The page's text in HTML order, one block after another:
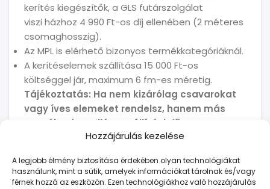
Hozzájárulás kezelése
A legjobb élmény biztosítása érdekében olyan technológiákat
használunk, mint a sütik, amelyek információkat tárolnak és/vagy
férnek hozzá az eszközön. Ezen technológiákhoz való hozzájárulás
kerítés kiegészítők, a GLS futárszolgálat
viszi házhoz 4 990 Ft-os díj ellenében (2 méteres
csomaghosszig).
Az MPL is elérhető bizonyos termékkategóriáknál.
A kerítéselemek szállítása 15 000 Ft-os
költséggel jár, maximum 6 fm-es méretig.
Tájékoztatás: Ha nem kizárólag csavarokat
vagy íves elemeket rendelsz, hanem más
terméket is mellé, a szállítási díj
automatikusan 15 000 Ft lesz.
Fizetés